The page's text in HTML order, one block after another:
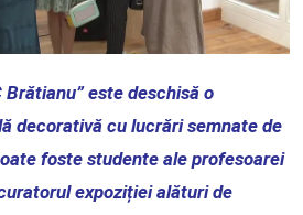
Brătianu” este deschisă o
decorativă cu lucrări semnate de
foste studente ale profesoarei
expoziției alături de